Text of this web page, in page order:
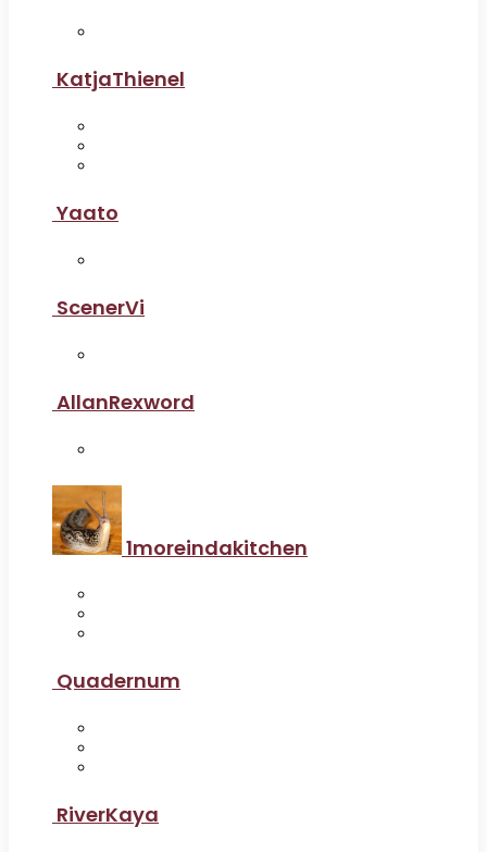
KatjaThienel
Yaato
ScenerVi
AllanRexword
1moreindakitchen
Quadernum
RiverKaya